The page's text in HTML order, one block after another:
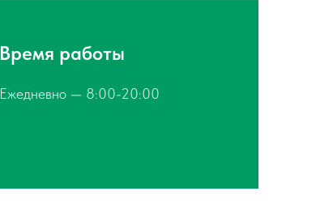
Время работы
Ежедневно — 8:00-20:00